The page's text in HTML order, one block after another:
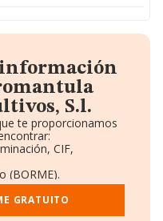
información
S.l.
te proporcionamos
CIF,
(BORME).
y Empleados.
Administradores.
GRATUITO